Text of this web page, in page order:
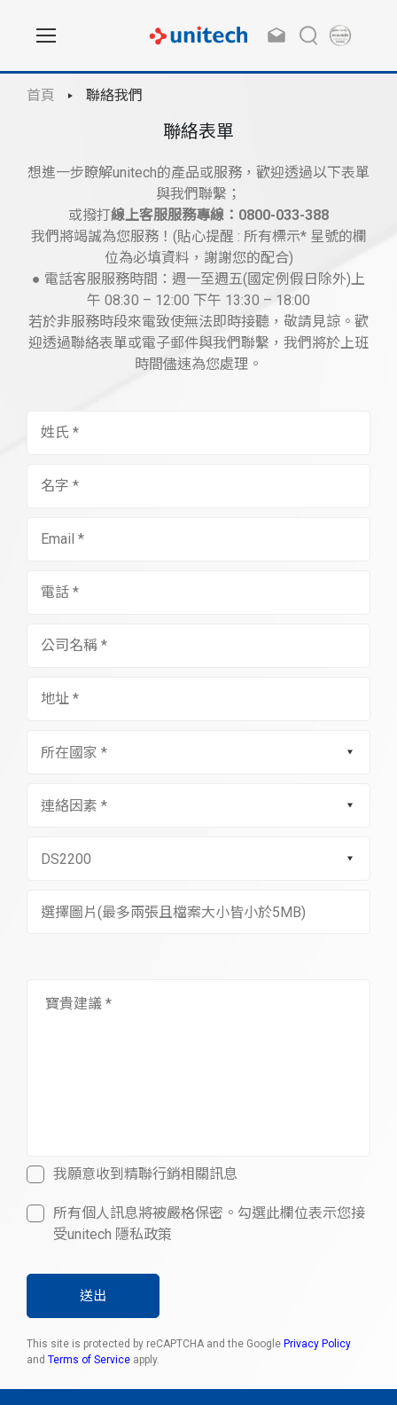
首頁 聯絡我們
聯絡表單
想進一步瞭解unitech的產品或服務，歡迎透過以下表單
與我們聯繫；
或撥打線上客服服務專線：0800-033-388
我們將竭誠為您服務！(貼心提醒 : 所有標示* 星號的欄
位為必填資料，謝謝您的配合)
● 電話客服服務時間：週一至週五(國定例假日除外)上
午 08:30 – 12:00 下午 13:30 – 18:00
若於非服務時段來電致使無法即時接聽，敬請見諒。歡
迎透過聯絡表單或電子郵件與我們聯繫，我們將於上班
時間儘速為您處理。
選擇圖片(最多兩張且檔案大小皆小於5MB)
我願意收到精聯行銷相關訊息
所有個人訊息將被嚴格保密。勾選此欄位表示您接
受unitech 隱私政策
送出
This site is protected by reCAPTCHA and the Google Privacy Policy
and Terms of Service apply.